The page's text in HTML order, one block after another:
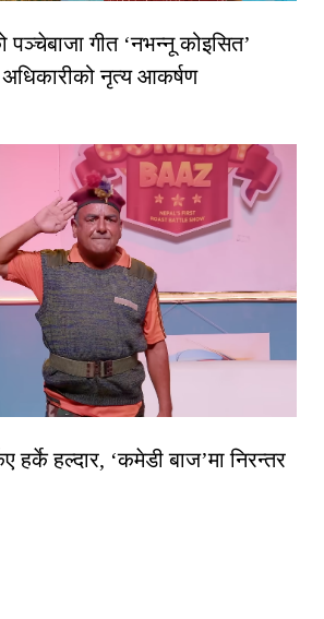
पञ्चेबाजा गीत ‘नभन्नू कोइसित’
नृत्य आकर्षण
हर्के हल्दार, ‘कमेडी बाज’मा निरन्तर